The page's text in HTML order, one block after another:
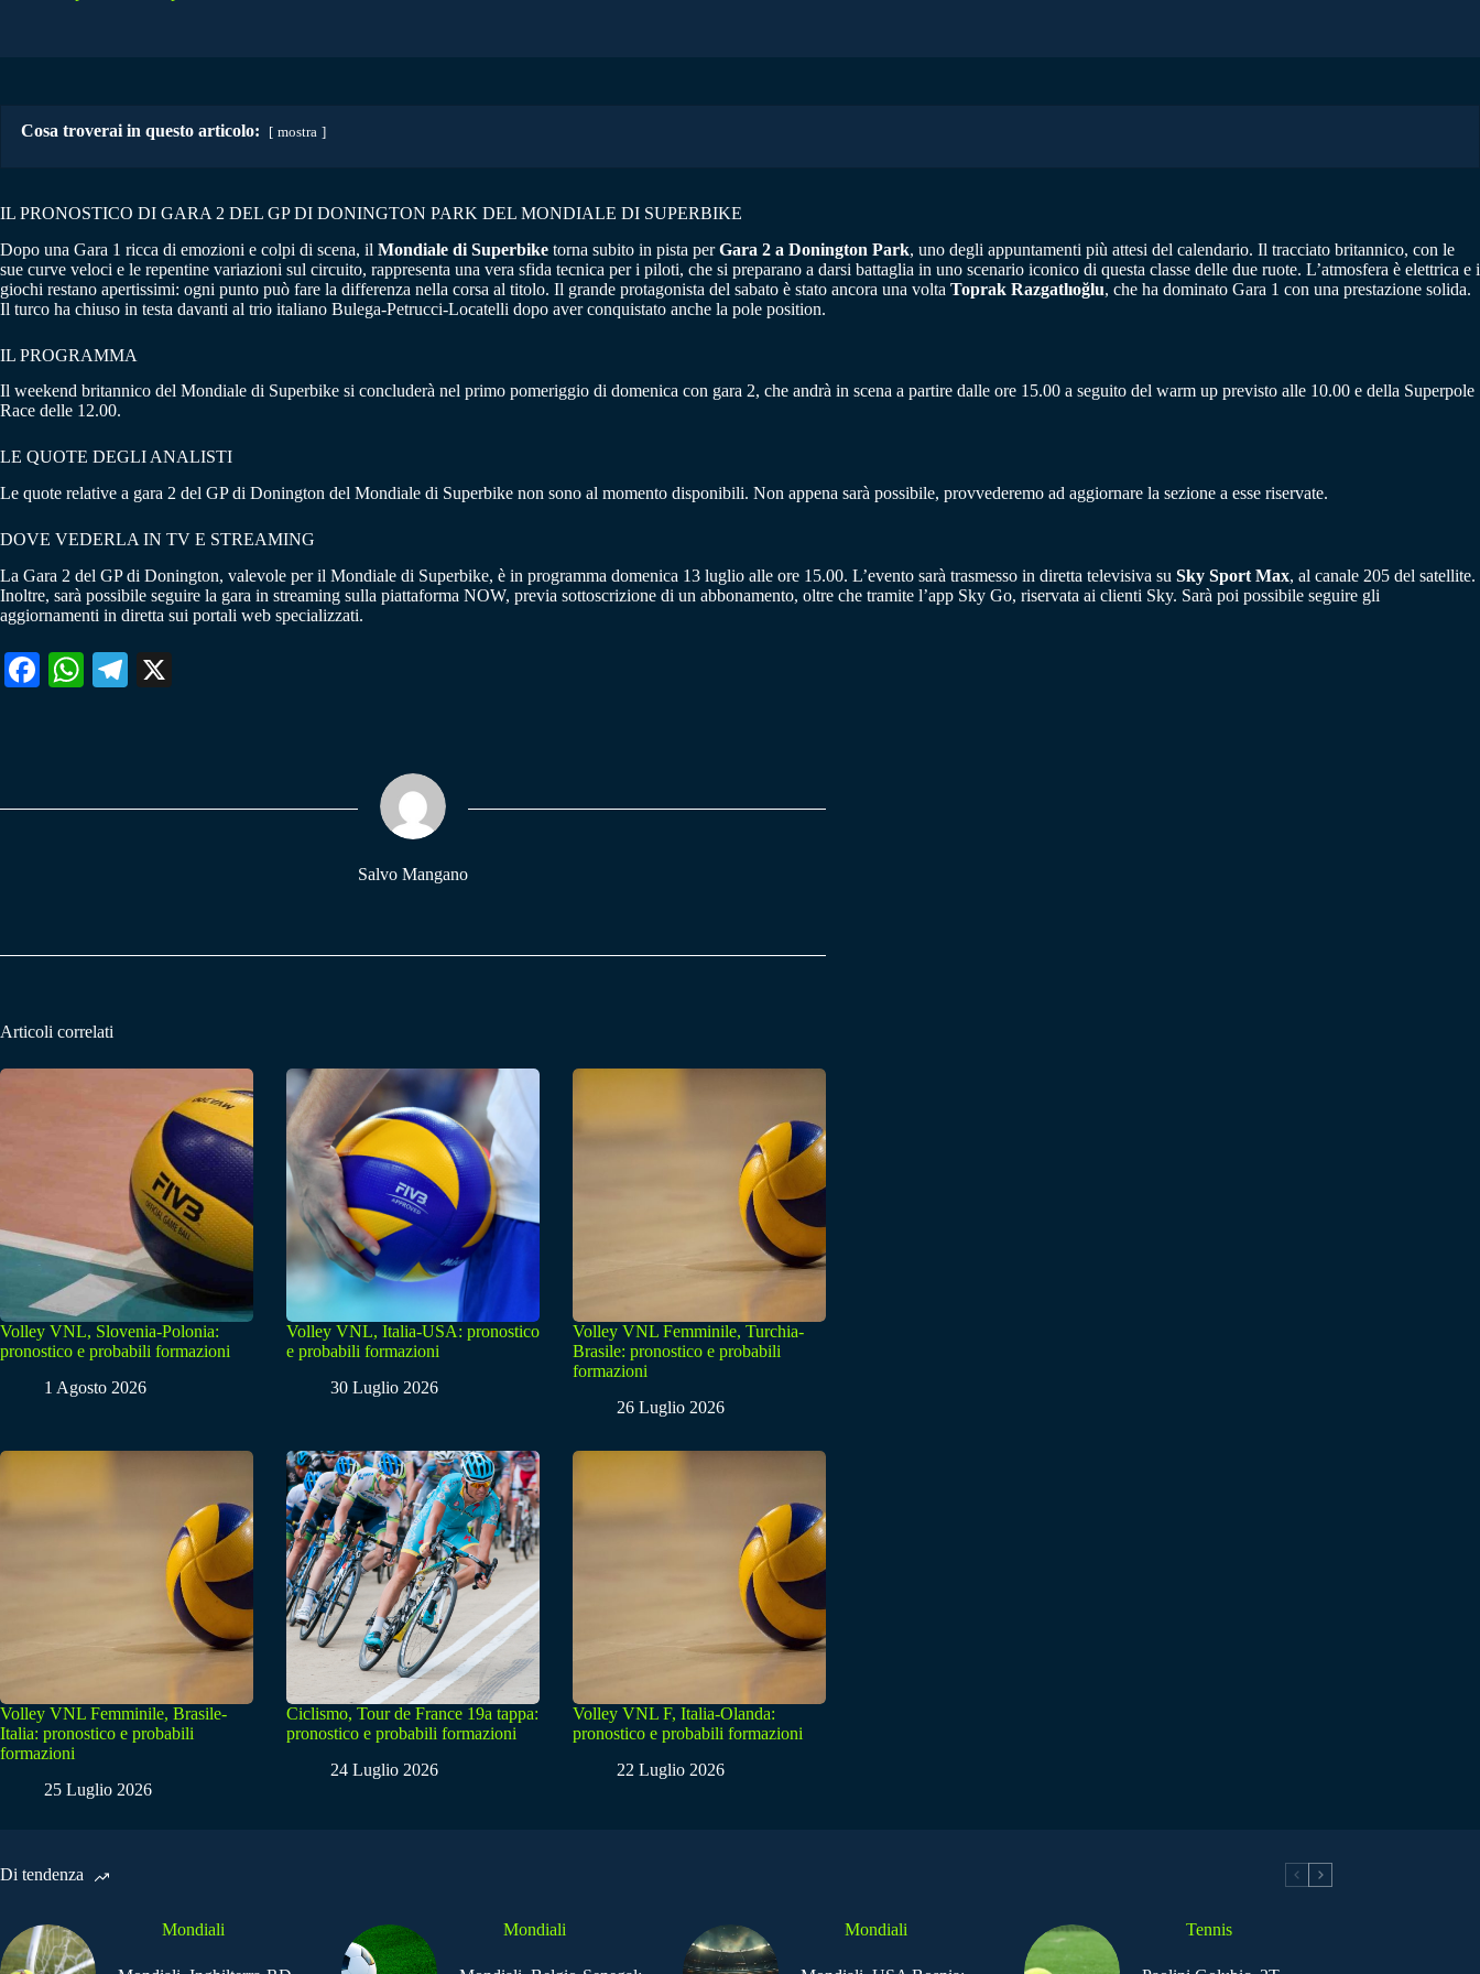
Cosa troverai in questo articolo: mostra
IL PRONOSTICO DI GARA 2 DEL GP DI DONINGTON PARK DEL MONDIALE DI SUPERBIKE
Dopo una Gara 1 ricca di emozioni e colpi di scena, il Mondiale di Superbike torna subito in pista perGara 2 a Donington Park, uno degli appuntamenti più attesi del calendario. Il tracciato britannico, con le
sue curve veloci e le repentine variazioni sul circuito, rappresenta una vera sfida tecnica per i piloti, che si preparano a darsi battaglia in uno scenario iconico di questa classe delle due ruote. L’atmosfera è elettrica e i
giochi restano apertissimi: ogni punto può fare la differenza nella corsa al titolo. Il grande protagonista del sabato è stato ancora una volta Toprak Razgatlıoğlu, che ha dominato Gara 1 con una prestazione solida.
Il turco ha chiuso in testa davanti al trio italiano Bulega-Petrucci-Locatelli dopo aver conquistato anche la pole position.
IL PROGRAMMA
Il weekend britannico del Mondiale di Superbike si concluderà nel primo pomeriggio di domenica con gara 2, che andrà in scena a partire dalle ore 15.00 a seguito del warm up previsto alle 10.00 e della Superpole
Race delle 12.00.
LE QUOTE DEGLI ANALISTI
Le quote relative a gara 2 del GP di Donington del Mondiale di Superbike non sono al momento disponibili. Non appena sarà possibile, provvederemo ad aggiornare la sezione a esse riservate.
DOVE VEDERLA IN TV E STREAMING
La Gara 2 del GP di Donington, valevole per il Mondiale di Superbike, è in programma domenica 13 luglio alle ore 15.00. L’evento sarà trasmesso in diretta televisiva su Sky Sport Max, al canale 205 del satellite.
Inoltre, sarà possibile seguire la gara in streaming sulla piattaforma NOW, previa sottoscrizione di un abbonamento, oltre che tramite l’app Sky Go, riservata ai clienti Sky. Sarà poi possibile seguire gli
aggiornamenti in diretta sui portali web specializzati.
Fa W
pp
Te
m
Salvo Mangano
Articoli correlati
Volley VNL, Slovenia-Polonia:
pronostico e probabili formazioni
1 Agosto 2026
Volley VNL, Italia-USA: pronostico
e probabili formazioni
30 Luglio 2026
Volley VNL Femminile, Turchia-
Brasile: pronostico e probabili
formazioni
26 Luglio 2026
Volley VNL Femminile, Brasile-
Italia: pronostico e probabili
formazioni
25 Luglio 2026
Ciclismo, Tour de France 19a tappa:
pronostico e probabili formazioni
24 Luglio 2026
Volley VNL F, Italia-Olanda:
pronostico e probabili formazioni
22 Luglio 2026
Di tendenza
Mondiali Mondiali Mondiali Tennis